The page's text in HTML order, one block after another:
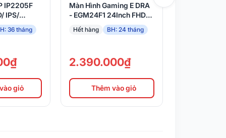
IP2205F
IPS/
+ VGA
36 tháng
giỏ
Màn Hình Gaming E DRA
- EGM24F1 24Inch FHD
IPS 144Hz
Hết hàng BH: 24 tháng
2.390.000₫
Thêm vào giỏ